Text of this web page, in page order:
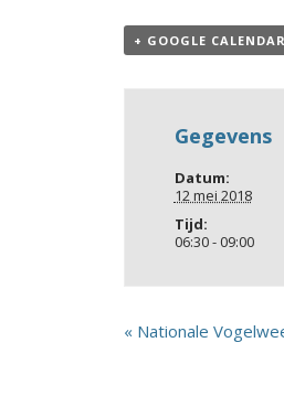
+ GOOGLE CALENDAR
Gegevens
Datum:
12 mei 2018
Tijd:
06:30 - 09:00
« Nationale